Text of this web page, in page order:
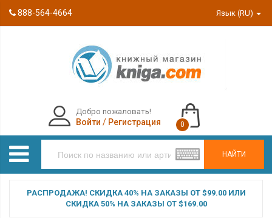
888-564-4664 Язык (RU)
НАЙТИ
Добро пожаловать!
Войти / Регистрация 0
РАСПРОДАЖА! СКИДКА 40% НА ЗАКАЗЫ ОТ $99.00 ИЛИ
СКИДКА 50% НА ЗАКАЗЫ ОТ $169.00